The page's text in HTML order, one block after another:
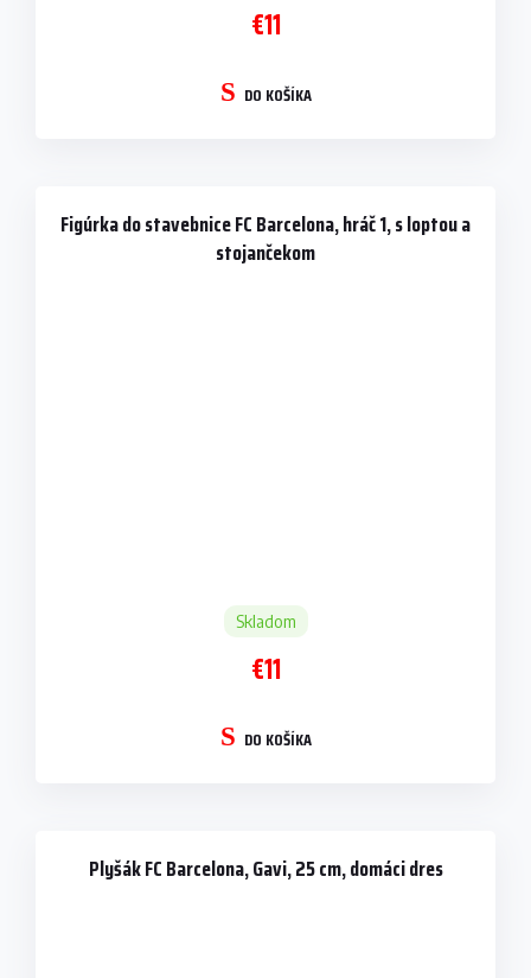
€11
DO KOŠÍKA
Figúrka do stavebnice FC Barcelona, hráč 1, s loptou a
stojančekom
Skladom
€11
DO KOŠÍKA
Plyšák FC Barcelona, Gavi, 25 cm, domáci dres